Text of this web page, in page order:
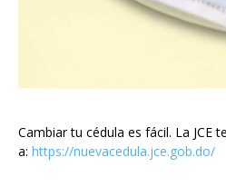
Cambiar tu cédula es fácil. La JCE
a: https://nuevacedula.jce.gob.do/